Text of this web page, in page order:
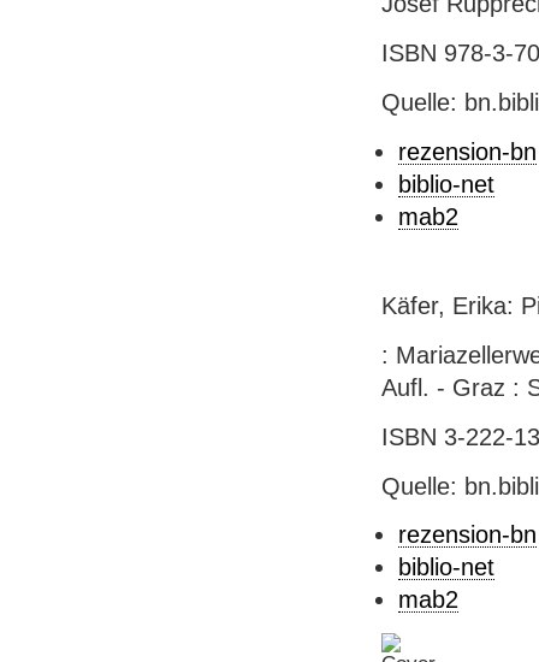
ISBN 978-3-
Quelle:
rezension-bn
biblio-net
mab2
Käfer, Erika:
:
Aufl. - Graz :
ISBN 3-222-
Quelle:
rezension-bn
biblio-net
mab2